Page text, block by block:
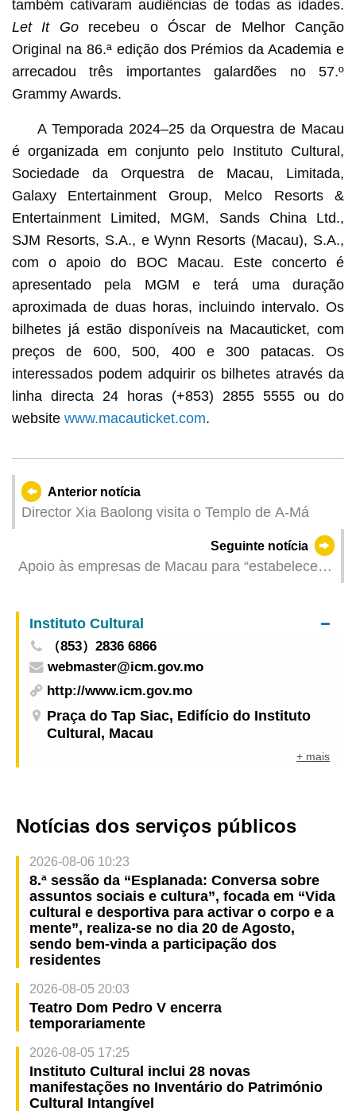
também cativaram audiências de todas as idades.
Let It Gorecebeu o Óscar de Melhor Canção
Original na 86.ª edição dos Prémios da Academia e
arrecadou três importantes galardões no 57.º
Grammy Awards.
A Temporada 2024–25 da Orquestra de Macau
é organizada em conjunto pelo Instituto Cultural,
Sociedade da Orquestra de Macau, Limitada,
Galaxy Entertainment Group, Melco Resorts &
Entertainment Limited, MGM, Sands China Ltd.,
SJM Resorts, S.A., e Wynn Resorts (Macau), S.A.,
com o apoio do BOC Macau. Este concerto é
apresentado pela MGM e terá uma duração
aproximada de duas horas, incluindo intervalo. Os
bilhetes já estão disponíveis na Macauticket, com
preços de 600, 500, 400 e 300 patacas. Os
interessados podem adquirir os bilhetes através da
linha directa 24 horas (+853) 2855 5555 ou do
website www.macauticket.com.
Anterior notícia
Director Xia Baolong visita o Templo de A-Má
Seguinte notícia
Apoio às empresas de Macau para “estabelecer
Macau na Feira de Guangzhou
Instituto Cultural
（853）2836 6866
webmaster@icm.gov.mo
http://www.icm.gov.mo
Praça do Tap Siac, Edifício do Instituto
Cultural, Macau
+ mais
Notícias dos serviços públicos
2026-08-06 10:23
8.ª sessão da “Esplanada: Conversa sobre
assuntos sociais e cultura”, focada em “Vida
cultural e desportiva para activar o corpo e a
mente”, realiza-se no dia 20 de Agosto,
sendo bem-vinda a participação dos
residentes
2026-08-05 20:03
Teatro Dom Pedro V encerra
temporariamente
2026-08-05 17:25
Instituto Cultural inclui 28 novas
manifestações no Inventário do Património
Cultural Intangível